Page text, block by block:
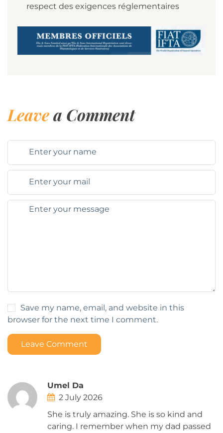
respect des exigences réglementaires
Leavea Comment
Save my name, email, and website in this
browser for the next time I comment.
Leave Comment
Umel Da
2 July 2026
She is truly amazing. She is so kind and
caring. I remember when my dad passed